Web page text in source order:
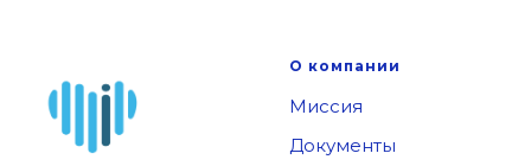
О компании
Миссия
Документы